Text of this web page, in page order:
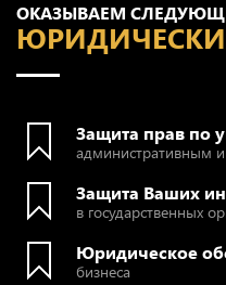
ОКАЗЫВАЕМ
Защита прав по
административным
Защита Ваших
в государственных
Юридическое
бизнеса